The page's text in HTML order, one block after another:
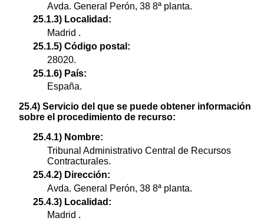
Avda. General Perón, 38 8ª planta.
25.1.3) Localidad:
Madrid .
25.1.5) Código postal:
28020.
25.1.6) País:
España.
25.4) Servicio del que se puede obtener información
sobre el procedimiento de recurso:
25.4.1) Nombre:
Tribunal Administrativo Central de Recursos
Contracturales.
25.4.2) Dirección:
Avda. General Perón, 38 8ª planta.
25.4.3) Localidad:
Madrid .